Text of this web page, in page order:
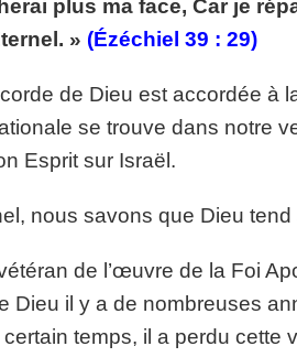
volume.
wp-
plus ma face, Car je
» (Ézéchiel 39 : 29)
de Dieu est accordée à
se trouve dans notre
Esprit sur Israël.
nous savons que Dieu
de l’œuvre de la Foi
Dieu il y a de nombreuses
temps, il a perdu cette